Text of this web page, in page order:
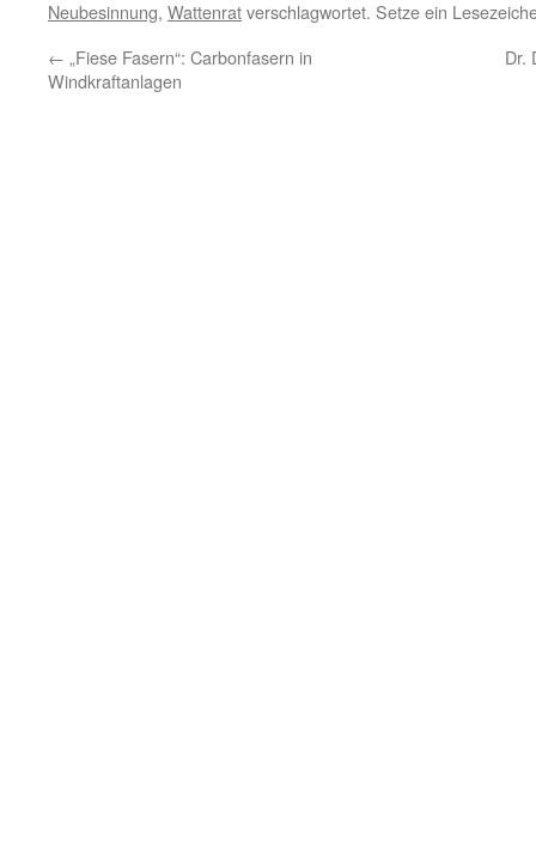
Neubesinnung, Wattenratverschlagwortet. Setze ein
← „Fiese Fasern“: Carbonfasern in
Windkraftanlagen
Dr.